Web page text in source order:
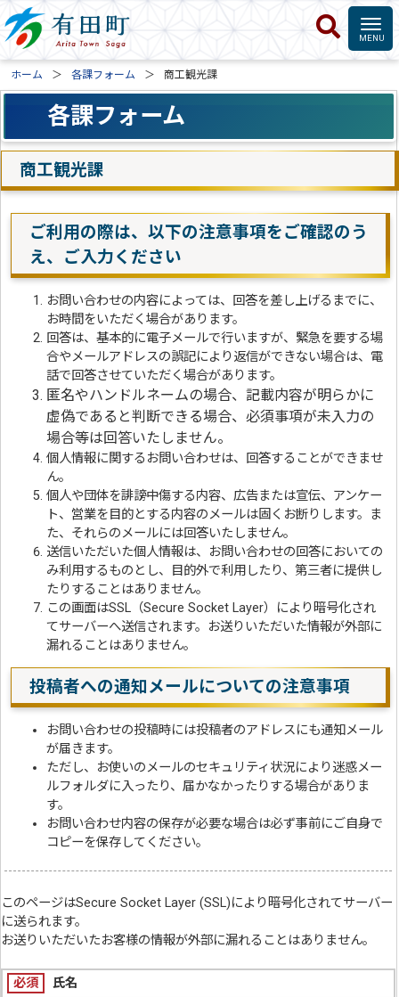
ホーム 各課フォーム 商工観光課
各課フォーム
商工観光課
ご利用の際は、以下の注意事項をご確認のう
え、ご入力ください
お問い合わせの内容によっては、回答を差し上げるまでに、
お時間をいただく場合があります。
回答は、基本的に電子メールで行いますが、緊急を要する場
合やメールアドレスの誤記により返信ができない場合は、電
話で回答させていただく場合があります。
匿名やハンドルネームの場合、記載内容が明らかに
虚偽であると判断できる場合、必須事項が未入力の
場合等は回答いたしません。
個人情報に関するお問い合わせは、回答することができませ
ん。
個人や団体を誹謗中傷する内容、広告または宣伝、アンケー
ト、営業を目的とする内容のメールは固くお断りします。ま
た、それらのメールには回答いたしません。
送信いただいた個人情報は、お問い合わせの回答においての
み利用するものとし、目的外で利用したり、第三者に提供し
たりすることはありません。
この画面はSSL（Secure Socket Layer）により暗号化され
てサーバーへ送信されます。お送りいただいた情報が外部に
漏れることはありません。
投稿者への通知メールについての注意事項
お問い合わせの投稿時には投稿者のアドレスにも通知メール
が届きます。
ただし、お使いのメールのセキュリティ状況により迷惑メー
ルフォルダに入ったり、届かなかったりする場合がありま
す。
お問い合わせ内容の保存が必要な場合は必ず事前にご自身で
コピーを保存してください。
このページはSecure Socket Layer (SSL)により暗号化されてサーバー
に送られます。
お送りいただいたお客様の情報が外部に漏れることはありません。
必須 氏名